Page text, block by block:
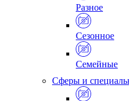
Разное
Сезонное
Семейные
Сферы и